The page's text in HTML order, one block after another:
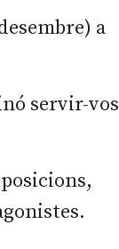
a
servir-vos